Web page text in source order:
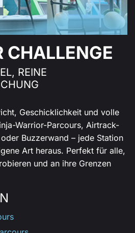
CHALLENGE
REINE
Geschicklichkeit und volle
Warrior-Parcours, Airtrack-
Buzzerwand – jede Station
Art heraus. Perfekt für alle,
und an ihre Grenzen